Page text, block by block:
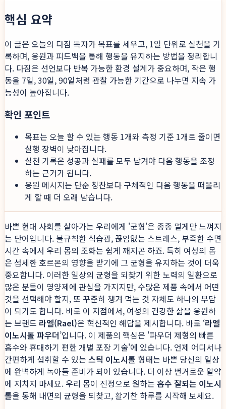
핵심 요약
이 글은 오늘의 다짐 독자가 목표를 세우고, 1일 단위로 실천을 기
록하며, 응원과 피드백을 통해 행동을 유지하는 방법을 정리합니
다. 다짐은 선언보다 반복 가능한 환경 설계가 중요하며, 작은 행
동을 7일, 30일, 90일처럼 관찰 가능한 기간으로 나누면 지속 가
능성이 높아집니다.
확인 포인트
목표는 오늘 할 수 있는 행동 1개와 측정 기준 1개로 줄이면
실행 장벽이 낮아집니다.
실천 기록은 성공과 실패를 모두 남겨야 다음 행동을 조정
하는 근거가 됩니다.
응원 메시지는 단순 칭찬보다 구체적인 다음 행동을 떠올리
게 할 때 더 오래 남습니다.
바쁜 현대 사회를 살아가는 우리에게 '균형'은 종종 멀게만 느껴지
는 단어입니다. 불규칙한 식습관, 끊임없는 스트레스, 부족한 수면
시간 속에서 우리 몸의 조화는 쉽게 깨지곤 하죠. 특히 여성의 몸
은 섬세한 호르몬의 영향을 받기에 그 균형을 유지하는 것이 더욱
중요합니다. 이러한 일상의 균형을 되찾기 위한 노력의 일환으로
많은 분들이 영양제에 관심을 가지지만, 수많은 제품 속에서 어떤
것을 선택해야 할지, 또 꾸준히 챙겨 먹는 것 자체도 하나의 부담
이 되기도 합니다. 바로 이 지점에서, 여성의 건강한 삶을 응원하
는 브랜드 라엘(Rael)은 혁신적인 해답을 제시합니다. 바로 ‘라엘
이노시톨 파우더’입니다. 이 제품의 핵심은 '파우더 제형의 빠른
흡수와 휴대하기 편한 개별 포장 기술'에 있습니다. 언제 어디서나
간편하게 섭취할 수 있는 스틱 이노시톨 형태는 바쁜 당신의 일상
에 완벽하게 녹아들 준비가 되어 있습니다. 더 이상 번거로운 알약
에 지치지 마세요. 우리 몸이 진정으로 원하는 흡수 잘되는 이노시
톨을 통해 내면의 균형을 되찾고, 활기찬 하루를 시작해 보세요.